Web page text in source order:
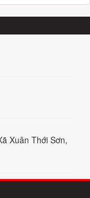
Xuân Thới Sơn,